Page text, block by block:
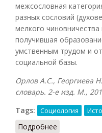
межсословная
разных сословий
мелкого
получившая
умственным трудом и
социальной базы.
Орлов А.С., Георгиева
словарь. 2-е изд. М.,
Tags:
Социология
Подробнее